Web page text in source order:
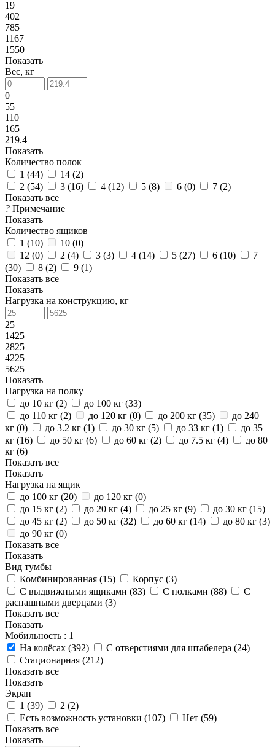
19
402
785
1167
1550
Показать
Вес, кг
0
55
110
165
219.4
Показать
Количество полок
1 (44) 14 (2)
2 (54) 3 (16) 4 (12) 5 (8) 6 (0) 7 (2)
Показать все
? Примечание
Показать
Количество ящиков
1 (10) 10 (0)
12 (0) 2 (4) 3 (3) 4 (14) 5 (27) 6 (10)
7
(30) 8 (2) 9 (1)
Показать все
Показать
Нагрузка на конструкцию, кг
25
1425
2825
4225
5625
Показать
Нагрузка на полку
до 10 кг (2) до 100 кг (33)
до 110 кг (2) до 120 кг (0) до 200 кг (35)
до 240
кг (0) до 3.2 кг (1) до 30 кг (5) до 33 кг (1)
до 35
кг (16) до 50 кг (6) до 60 кг (2) до 7.5 кг (4)
до 80
кг (6)
Показать все
Показать
Нагрузка на ящик
до 100 кг (20) до 120 кг (0)
до 15 кг (2) до 20 кг (4) до 25 кг (9) до 30 кг (15)
до 45 кг (2) до 50 кг (32) до 60 кг (14) до 80 кг (3)
до 90 кг (0)
Показать все
Показать
Вид тумбы
Комбинированная (15) Корпус (3)
С выдвижными ящиками (83) С полками (88)
С
распашными дверцами (3)
Показать все
Показать
Мобильность : 1
На колёсах (392) С отверстиями для штабелера (24)
Стационарная (212)
Показать все
Показать
Экран
1 (39) 2 (2)
Есть возможность установки (107) Нет (59)
Показать все
Показать